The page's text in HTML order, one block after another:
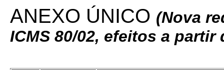
ANEXO ÚNICO (Nova
ICMS 80/02, efeitos a partir